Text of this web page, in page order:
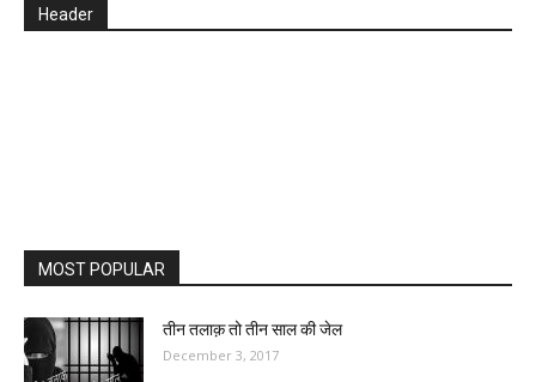
Header
MOST POPULAR
तीन तलाक़ तो तीन साल की जेल
December 3, 2017